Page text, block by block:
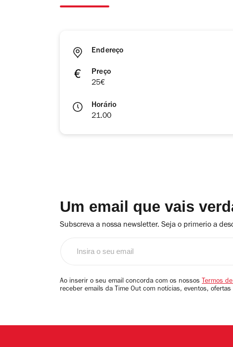
Endereço
Preço
25€
Horário
21.00
Um email que vais
Subscreva a nossa newsletter. Seja o primerio a
email
Ao inserir o seu email concorda com os nossos Termos
receber emails da Time Out com notícias, eventos,